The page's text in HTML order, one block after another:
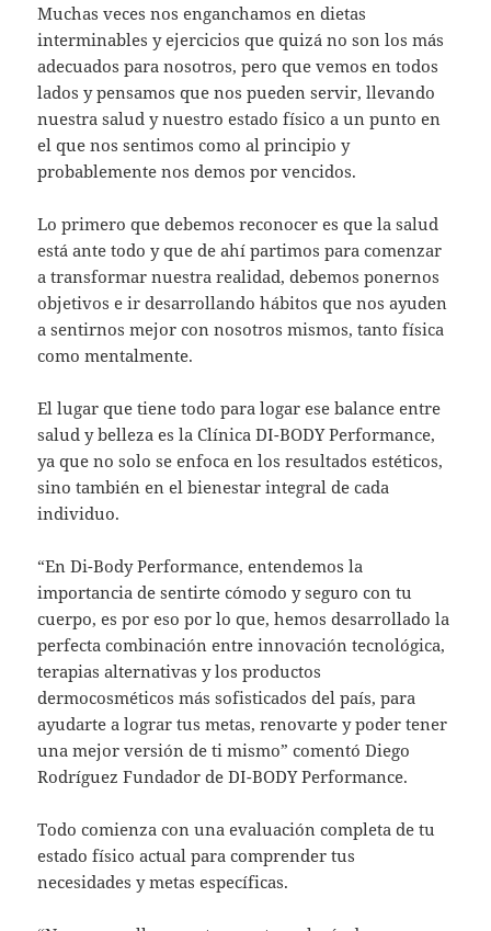
Muchas veces nos enganchamos en dietas
interminables y ejercicios que quizá no son los más
adecuados para nosotros, pero que vemos en todos
lados y pensamos que nos pueden servir, llevando
nuestra salud y nuestro estado físico a un punto en
el que nos sentimos como al principio y
probablemente nos demos por vencidos.
Lo primero que debemos reconocer es que la salud
está ante todo y que de ahí partimos para comenzar
a transformar nuestra realidad, debemos ponernos
objetivos e ir desarrollando hábitos que nos ayuden
a sentirnos mejor con nosotros mismos, tanto física
como mentalmente.
El lugar que tiene todo para logar ese balance entre
salud y belleza es la Clínica DI-BODY Performance,
ya que no solo se enfoca en los resultados estéticos,
sino también en el bienestar integral de cada
individuo.
“En Di-Body Performance, entendemos la
importancia de sentirte cómodo y seguro con tu
cuerpo, es por eso por lo que, hemos desarrollado la
perfecta combinación entre innovación tecnológica,
terapias alternativas y los productos
dermocosméticos más sofisticados del país, para
ayudarte a lograr tus metas, renovarte y poder tener
una mejor versión de ti mismo” comentó Diego
Rodríguez Fundador de DI-BODY Performance.
Todo comienza con una evaluación completa de tu
estado físico actual para comprender tus
necesidades y metas específicas.